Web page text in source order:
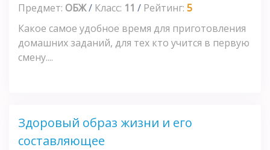
Предмет: ОБЖ/ Класс: 11 / Рейтинг: 5
Какое самое удобное время для приготовления
домашних заданий, для тех кто учится в первую
смену....
Здоровый образ жизни и его
составляющее